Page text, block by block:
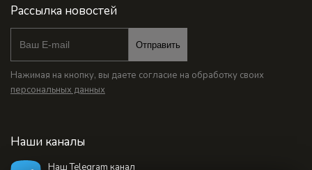
Рассылка новостей
Отправить
Нажимая на кнопку, вы даете согласие на обработку своих
персональных данных
Наши каналы
Наш Telegram канал